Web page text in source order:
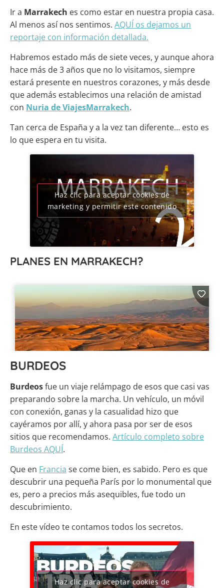
Ir a Marrakech es como estar en nuestra propia casa.
Al menos así nos sentimos. AQUÍ os dejamos un
reportaje con información detallada.
Habremos estado más de siete veces, y aunque ahora
hace más de 3 años que no lo visitamos, siempre
estará presente en nuestros corazones, y más desde
que además establecimos una relación de amistad
con Nuria de ViajesMarrakech.
Tan cerca de España y a la vez tan diferente… esto es
lo que espera en tu visita.
Haz clic para aceptar cookies de
marketing y permitir este contenido
PLANES EN MARRAKECH?
BURDEOS
Burdeosfue un viaje relámpago de esos que casi vas
preparando sobre la marcha. Un vehículo, un móvil
con conexión, ganas y la casualidad hizo que
cayéramos por allí, y ahora pasa por ser de esos
sitios que recomendamos. Artículo completo sobre
Burdeos AQUÍ.
Que en Francia se come bien, es sabido. Pero es que
descubrir una pequeña París por lo monumental que
es, pero a precios más asequibles, fue todo un
descubrimiento.
En este vídeo te contamos todos los secretos.
Haz clic para aceptar cookies de